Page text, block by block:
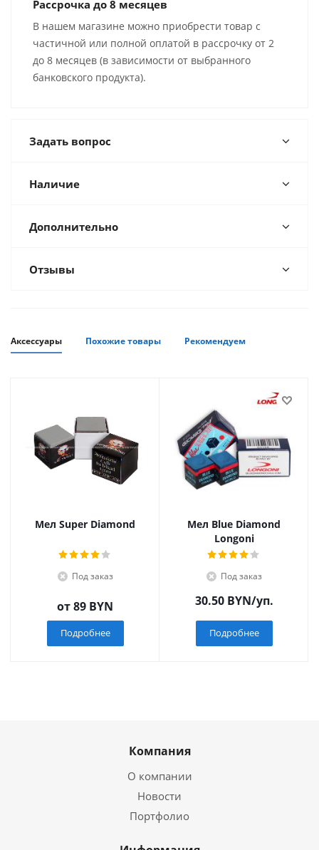
Рассрочка до 8 месяцев
В нашем магазине можно приобрести товар с
частичной или полной оплатой в рассрочку от 2
до 8 месяцев (в зависимости от выбранного
банковского продукта).
Задать вопрос
Наличие
Дополнительно
Отзывы
Аксессуары Похожие товары Рекомендуем
Мел Super Diamond
Под заказ
от89 BYN
Подробнее
Мел Blue Diamond
Longoni
Под заказ
30.50BYN/уп.
Подробнее
Компания
О компании
Новости
Портфолио